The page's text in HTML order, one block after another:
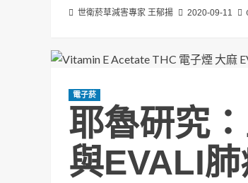
世衛菸草減害專家 王郁揚 2020-09-11
電子菸
耶魯研究
與EVALI肺